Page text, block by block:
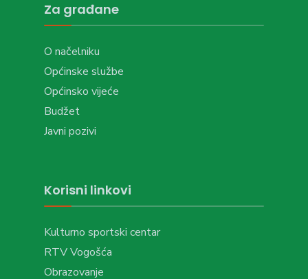
Za građane
O načelniku
Općinske službe
Općinsko vijeće
Budžet
Javni pozivi
Korisni linkovi
Kulturno sportski centar
RTV Vogošća
Obrazovanje